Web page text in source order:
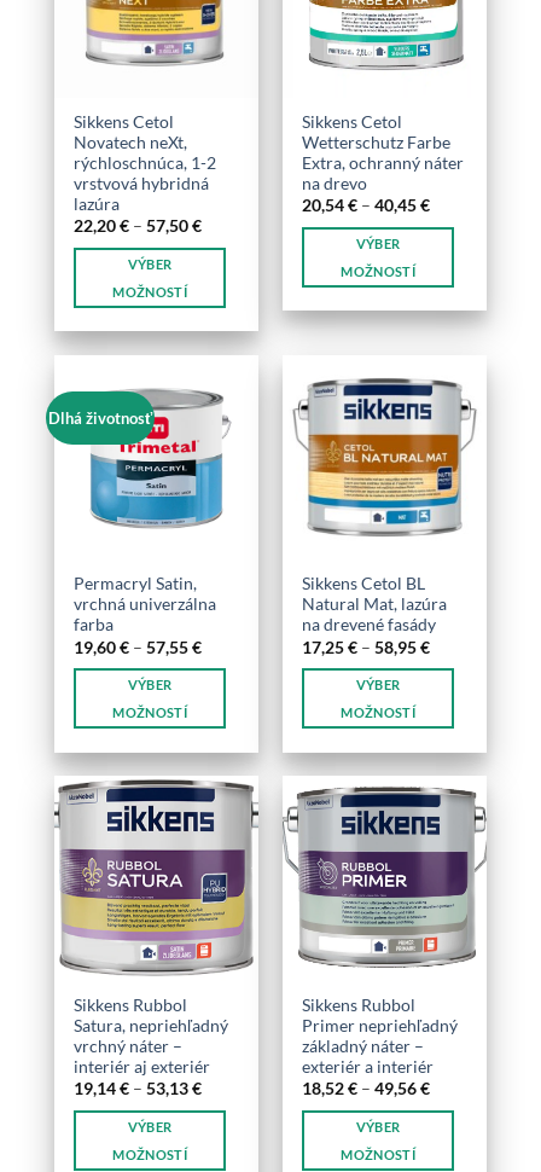
môžete
vybrať
produktu.
môžete
vybrať
na
produktu.
Sikkens Cetol
Novatech neXt,
rýchloschnúca, 1-2
vrstvová hybridná
lazúra
22,20€ – 57,50€Price
22,20 €
VÝBER
MOŽNOSTÍ
produkt
viacero
variantov.
Možnosti
môžete
vybrať
produktu.
Sikkens Cetol
Wetterschutz Farbe
Extra, ochranný náter
na drevo
20,54€ – 40,45€Price
20,54 €
VÝBER
MOŽNOSTÍ
produkt
variantov.
Možnosti
si
môžete
vybrať
na
produktu.
Dlhá životnosť
Permacryl Satin,
vrchná univerzálna
farba
19,60€ – 57,55€Price
19,60 €
VÝBER
MOŽNOSTÍ
produkt
má
viacero
Možnosti
si
môžete
vybrať
na
produktu.
Sikkens Cetol BL
Natural Mat, lazúra
na drevené fasády
17,25€ – 58,95€Price
17,25 €
VÝBER
MOŽNOSTÍ
produkt
má
viacero
variantov.
Možnosti
si
môžete
vybrať
na
produktu.
Sikkens Rubbol
Satura, nepriehľadný
vrchný náter –
interiér aj exteriér
19,14€ – 53,13€Price
19,14 €
VÝBER
MOŽNOSTÍ
Sikkens Rubbol
Primer nepriehľadný
základný náter –
exteriér a interiér
18,52€ – 49,56€Price
18,52 €
VÝBER
MOŽNOSTÍ